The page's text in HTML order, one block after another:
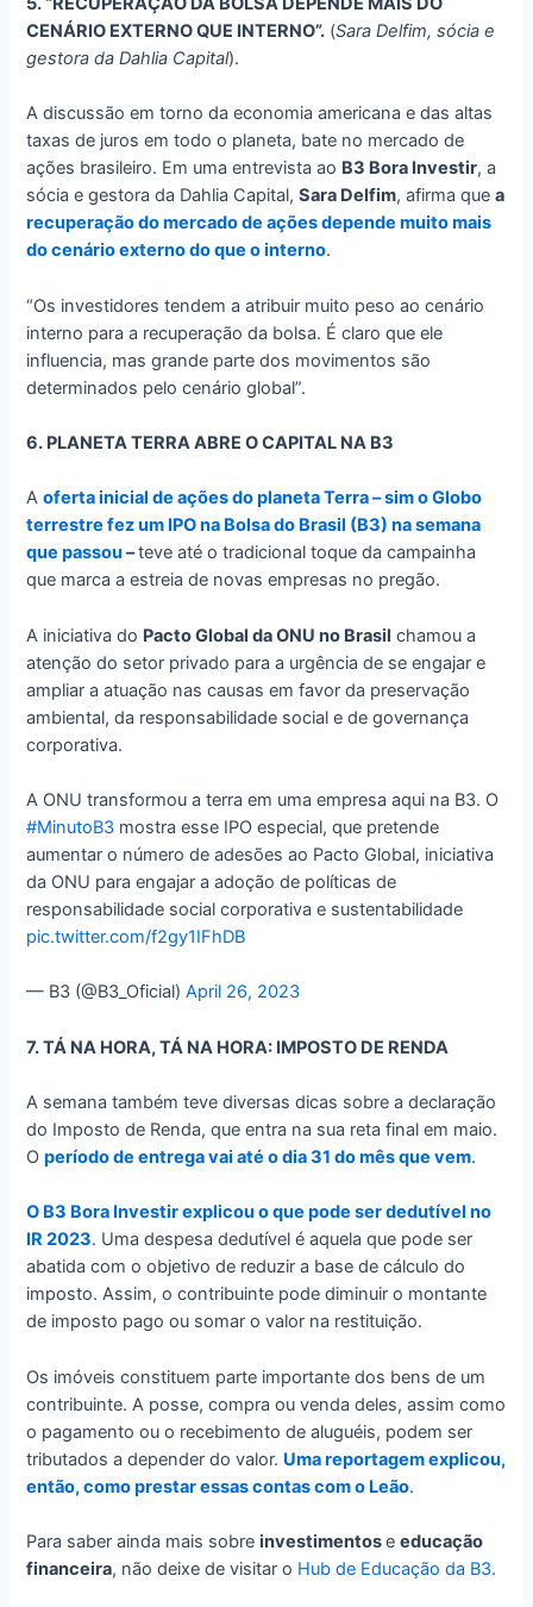
CENÁRIO EXTERNO QUE INTERNO”. (Sara Delfim, sócia e
gestora da Dahlia Capital).
A discussão em torno da economia americana e das altas
taxas de juros em todo o planeta, bate no mercado de
ações brasileiro. Em uma entrevista ao B3 Bora Investir, a
sócia e gestora da Dahlia Capital,Sara Delfim, afirma quea
recuperação do mercado de ações depende muito mais
do cenário externo do que o interno.
“Os investidores tendem a atribuir muito peso ao cenário
interno para a recuperação da bolsa. É claro que ele
influencia, mas grande parte dos movimentos são
determinados pelo cenário global”.
6. PLANETA TERRA ABRE O CAPITAL NA B3
Aoferta inicial de ações do planeta Terra – sim o Globo
terrestre fez um IPO na Bolsa do Brasil (B3) na semana
que passou–teve até o tradicional toque da campainha
que marca a estreia de novas empresas no pregão.
A iniciativa do Pacto Global da ONU no Brasil chamou a
atenção do setor privado para a urgência de se engajar e
ampliar a atuação nas causas em favor da preservação
ambiental, da responsabilidade social e de governança
corporativa.
A ONU transformou a terra em uma empresa aqui na B3. O
#MinutoB3 mostra esse IPO especial, que pretende
aumentar o número de adesões ao Pacto Global, iniciativa
da ONU para engajar a adoção de políticas de
responsabilidade social corporativa e sustentabilidade
pic.twitter.com/f2gy1IFhDB
— B3 (@B3_Oficial)April 26, 2023
7. TÁ NA HORA, TÁ NA HORA: IMPOSTO DE RENDA
A semana também teve diversas dicas sobre a declaração
do Imposto de Renda, que entra na sua reta final em maio.
Operíodo de entrega vai até o dia 31 do mês que vem.
O B3 Bora Investir explicou o que pode ser dedutível no
IR 2023. Uma despesa dedutível é aquela que pode ser
abatida com o objetivo de reduzir a base de cálculo do
imposto. Assim, o contribuinte pode diminuir o montante
de imposto pago ou somar o valor na restituição.
Os imóveis constituem parte importante dos bens de um
contribuinte. A posse, compra ou venda deles, assim como
o pagamento ou o recebimento de aluguéis, podem ser
tributados a depender do valor. Uma reportagem explicou,
então, como prestar essas contas com o Leão.
Para saber ainda mais sobreinvestimentoseeducação
financeira, não deixe de visitar o Hub de Educação da B3.